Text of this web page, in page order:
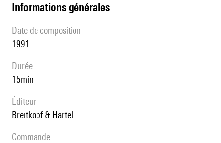
informations générales
date de composition
1991
durée
15min
éditeur
Breitkopf & Härtel
Commande